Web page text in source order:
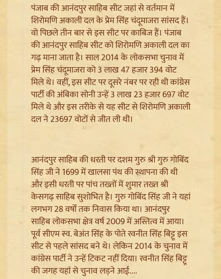
Jantar Mantar से अदालत तक: Brij Bhushan के खिलाफ
यौन उत्पीड़न मामले में Legal Battle का अंत
Sanjay Raut on Ram Mandir: 'राम के नाम पर लूट हो रही',
चढ़ावा चोरी के मुद्दे पर Shiv Sena UBT का हमला
पंजाब की आनंदपुर साहिब सीट जहां से वर्तमान में
शिरोमणि अकाली दल के प्रेम सिंह चंदूमाजरा सांसद हैं।
वो पिछले तीन बार से इस सीट पर काबिज हैं। पंजाब
की आनंदपुर साहिब सीट को शिरोमणि अकाली दल का
गढ़ माना जाता है। साल 2014 के लोकसभा चुनाव में
प्रेम सिंह चंदूमाजरा को 3 लाख 47 हजार 394 वोट
मिले थे। वहीं, इस सीट पर दूसरे नंबर पर रही थी कांग्रेस
पार्टी की अंबिका सोनी उन्हें 3 लाख 23 हजार 697 वोट
मिले थे और इस तरीके से यह सीट से शिरोमणि अकाली
दल ने 23697 वोटों से जीत ली थी।
आनंदपुर साहिब की धरती पर दशम गुरु श्री गुरु गोबिंद
सिंह जी ने 1699 में खालसा पंथ की स्थापना की थी
और इसी धरती पर पांच तख्तों में शुमार तख्त श्री
केसगढ़ साहिब सुशोभित है। गुरु गोबिंद सिंह जी ने यहां
लगभग 28 वर्षों तक निवास किया था। आनंदपुर
साहिब लोकसभा क्षेत्र वर्ष 2009 में अस्तित्व में आया।
पूर्व सीएम स्व. बेअंत सिंह के पोते रवनीत सिंह बिट्टू इस
सीट से पहले सांसद बने थे। लेकिन 2014 के चुनाव में
कांग्रेस पार्टी ने उन्हें टिकट नहीं दिया। रवनीत सिंह बिट्टू
की जगह यहां से चुनाव लड़ने आई....